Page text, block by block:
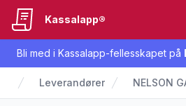
Bli med i Kassalapp-fellesskapet på
Kassalapp®
Leverandører NELSON